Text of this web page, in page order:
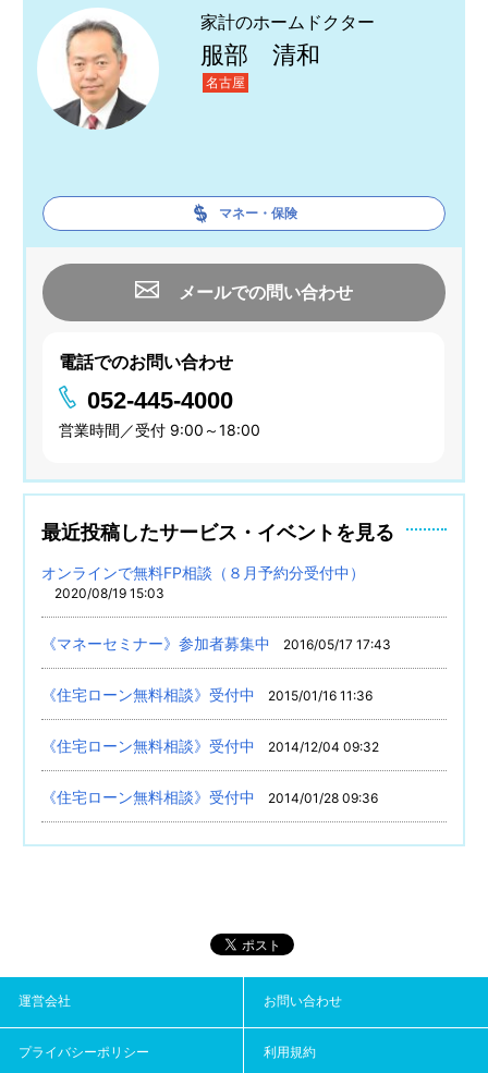
家計のホームドクター
服部 清和
名古屋
マネー・保険
メールでの問い合わせ
電話でのお問い合わせ
052-445-4000
営業時間／受付 9:00～18:00
最近投稿したサービス・イベントを見る
オンラインで無料FP相談（８月予約分受付中）
2020/08/19 15:03
《マネーセミナー》参加者募集中 2016/05/17 17:43
《住宅ローン無料相談》受付中 2015/01/16 11:36
《住宅ローン無料相談》受付中 2014/12/04 09:32
《住宅ローン無料相談》受付中 2014/01/28 09:36
運営会社 お問い合わせ
プライバシーポリシー 利用規約